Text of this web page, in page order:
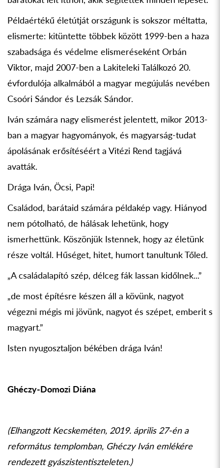
Példaértékű életútját országunk is sokszor méltatta,
elismerte: kitüntette többek között 1999-ben a haza
szabadsága és védelme elismeréseként Orbán
Viktor, majd 2007-ben a Lakiteleki Találkozó 20.
évfordulója alkalmából a magyar megújulás nevében
Csoóri Sándor és Lezsák Sándor.
Iván számára nagy elismerést jelentett, mikor 2013-
ban a magyar hagyományok, és magyarság-tudat
ápolásának erősítéséért a Vitézi Rend tagjává
avatták.
Drága Iván, Öcsi, Papi!
Családod, barátaid számára példakép vagy. Hiányod
nem pótolható, de hálásak lehetünk, hogy
ismerhettünk. Köszönjük Istennek, hogy az életünk
része voltál. Hűséget, hitet, humort tanultunk Tőled.
„A családalapító szép, délceg fák lassan kidőlnek...”
„de most építésre készen áll a kövünk, nagyot
végezni mégis mi jövünk, nagyot és szépet, emberit s
magyart.”
Isten nyugosztaljon békében drága Iván!
Ghéczy-Domozi Diána
(Elhangzott Kecskeméten, 2019. április 27-én a
református templomban, Ghéczy Iván emlékére
rendezett gyászistentiszteleten.)